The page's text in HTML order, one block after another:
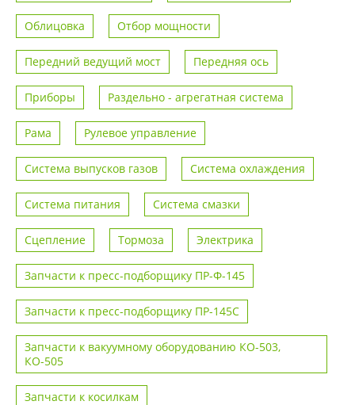
Облицовка Отбор мощности
Передний ведущий мост Передняя ось
Приборы Раздельно - агрегатная система
Рама Рулевое управление
Система выпусков газов Система охлаждения
Система питания Система смазки
Сцепление Тормоза Электрика
Запчасти к пресс-подборщику ПР-Ф-145
Запчасти к пресс-подборщику ПР-145С
Запчасти к вакуумному оборудованию КО-503,
КО-505
Запчасти к косилкам